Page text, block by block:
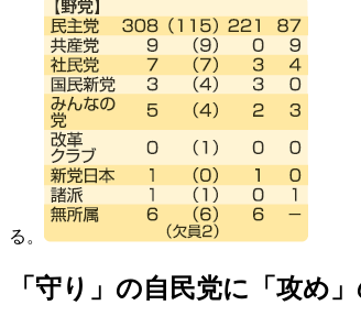
る。
「守り」の自民党に「攻め